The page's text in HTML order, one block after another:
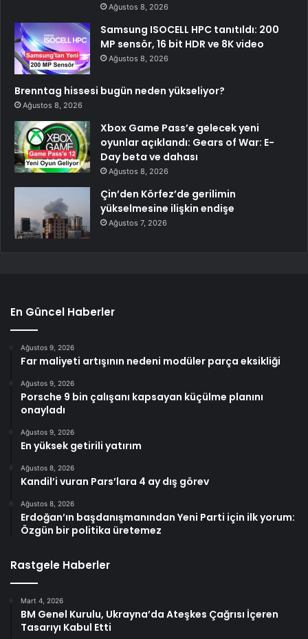
Ağustos 8, 2026
Samsung ISOCELL HPC tanıtıldı: 200
MP sensör, 16 bit HDR ve 8K video
Ağustos 8, 2026
Brenntag hissesi bugün neden yükseliyor?
Ağustos 8, 2026
Xbox Game Pass’e gelecek yeni
oyunlar açıklandı: Gears of War: E-
Day beta ve dahası
Ağustos 8, 2026
Çin’den Körfez’de gerilimin
yükselmesine ilişkin endişe
Ağustos 7, 2026
En Güncel Haberler
Ağustos 9, 2026
Far maliyeti artışının nedeni modüler parça eksikliği
Ağustos 9, 2026
Porsche 9 bin çalışanı kapsayan küçülme planını
onayladı
Ağustos 9, 2026
En yüksek getirili yatırım
Ağustos 8, 2026
Kandil’i vuran Pars’lara 4 ay dış görev
Ağustos 8, 2026
Erdoğan’ın başdanışmanından Yeni Parti için ilk yorum:
Özgün bir politika üretemez
Rastgele Haberler
Mart 4, 2026
BM Genel Kurulu, Ukrayna’da Ateşkes Çağrısı İçeren
Tasarıyı Kabul Etti